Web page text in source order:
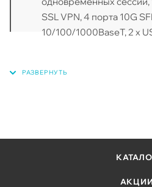
SSL VPN, 4 порта 10G
10/100/1000BaseT, 2 x